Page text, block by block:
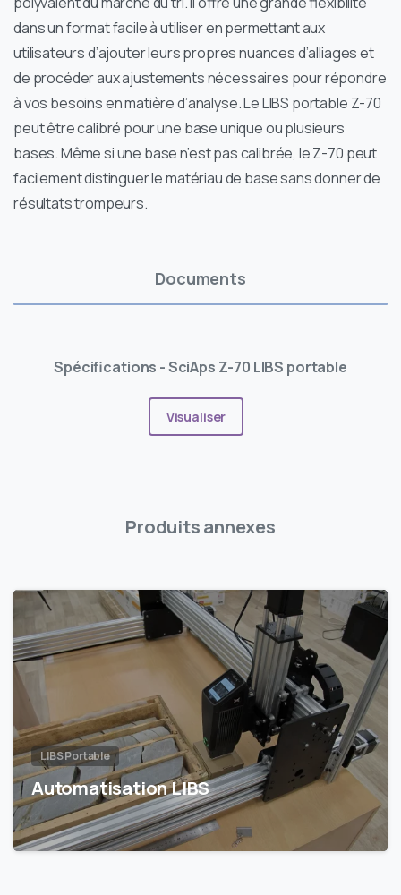
dans un format facile à utiliser en permettant aux
utilisateurs d’ajouter leurs propres nuances d’alliages et
de procéder aux ajustements nécessaires pour répondre
à vos besoins en matière d’analyse. Le LIBS portable Z-70
peut être calibré pour une base unique ou plusieurs
bases. Même si une base n’est pas calibrée, le Z-70 peut
facilement distinguer le matériau de base sans donner de
résultats trompeurs.
Documents
Spécifications - SciAps Z-70 LIBS portable
Visualiser
Produits annexes
LIBS Portable
Automatisation LIBS